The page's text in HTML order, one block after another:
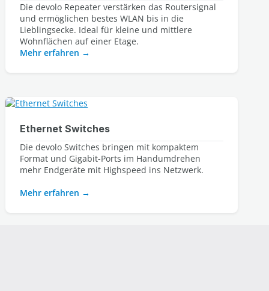
Die devolo Repeater verstärken das Routersignal
und ermöglichen bestes WLAN bis in die
Lieblingsecke. Ideal für kleine und mittlere
Wohnflächen auf einer Etage.
Mehr erfahren
Ethernet Switches
Die devolo Switches bringen mit kompaktem
Format und Gigabit-Ports im Handumdrehen
mehr Endgeräte mit Highspeed ins Netzwerk.
Mehr erfahren